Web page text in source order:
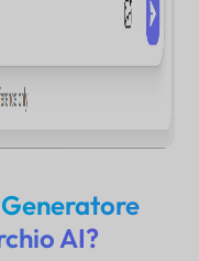
Generatore
AI?